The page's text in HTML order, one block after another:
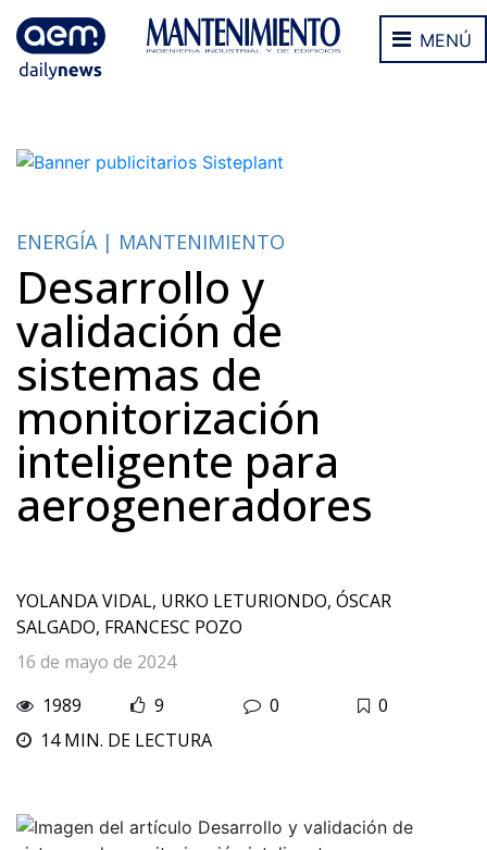
MENÚ
ENERGÍA | MANTENIMIENTO
Desarrollo y
validación de
sistemas de
monitorización
inteligente para
aerogeneradores
YOLANDA VIDAL, URKO LETURIONDO, ÓSCAR
SALGADO, FRANCESC POZO
16 de mayo de 2024
1989
9 0
0
14 MIN. DE LECTURA